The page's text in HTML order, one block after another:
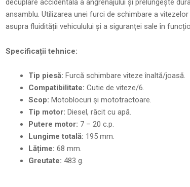
decuplare accidentală a angrenajului și prelungește
ansamblu. Utilizarea unei furci de schimbare a
asupra fluidității vehiculului și a siguranței sale în
Specificații tehnice:
Tip piesă: Furcă schimbare viteze înaltă/joasă.
Compatibilitate: Cutie de viteze/6.
Scop: Motoblocuri și mototractoare.
Tip motor: Diesel, răcit cu apă.
Putere motor: 7 – 20 c.p.
Lungime totală: 195 mm.
Lățime: 68 mm.
Greutate: 483 g.